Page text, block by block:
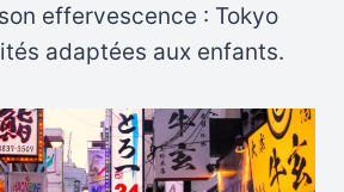
effervescence : Tokyo
adaptées aux enfants.